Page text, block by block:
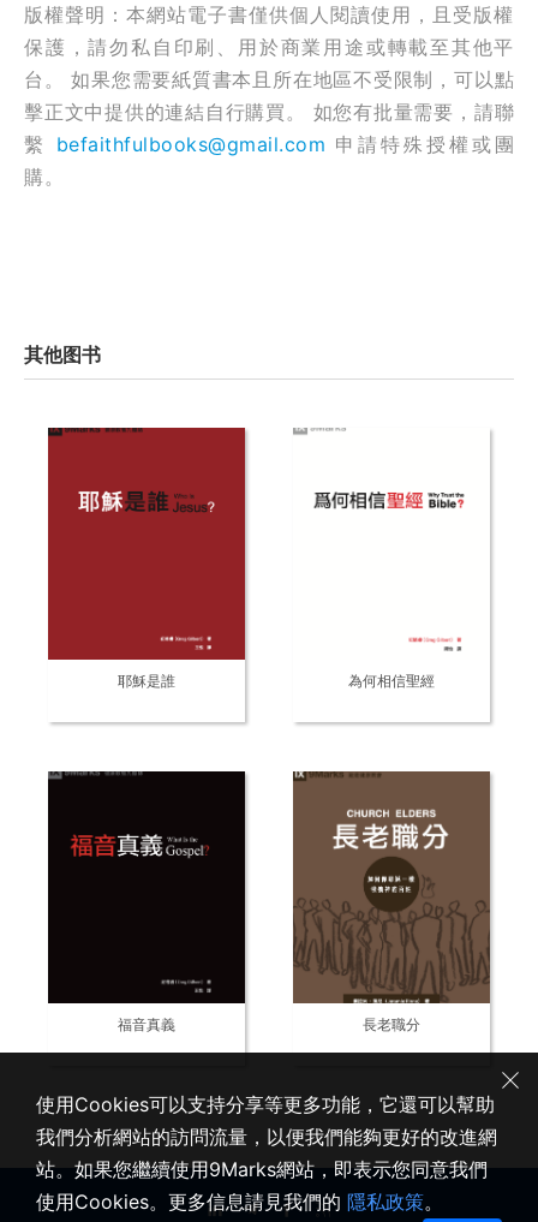
版權聲明：本網站電子書僅供個人閱讀使用，且受版權
保護，請勿私自印刷、用於商業用途或轉載至其他平
台。 如果您需要紙質書本且所在地區不受限制，可以點
擊正文中提供的連結自行購買。 如您有批量需要，請聯
繫 befaithfulbooks@gmail.com 申請特殊授權或團
購。
其他图书
耶穌是誰 為何相信聖經
福音真義 長老職分
使用Cookies可以支持分享等更多功能，它還可以幫助
我們分析網站的訪問流量，以便我們能夠更好的改進網
站。如果您繼續使用9Marks網站，即表示您同意我們
使用Cookies。更多信息請見我們的 隱私政策。